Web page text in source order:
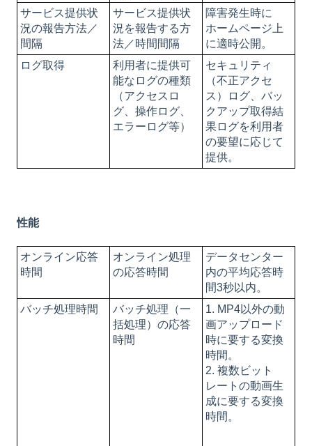
サービス提供状
況の報告方法／
間隔
サービス提供状
況を報告する方
法／時間間隔
障害発生時に
ホームページ上
に適時公開。
ログ取得
利用者に提供可
能なログの種類
（アクセスロ
グ、操作ログ、
エラーログ等）
セキュリティ
（不正アクセ
ス）ログ、バッ
クアップ取得結
果ログを利用者
の要望に応じて
提供。
性能
オンライン応答
時間
オンライン処理
の応答時間
データセンター
内の平均応答時
間3秒以内。
バッチ処理時間
バッチ処理（一
括処理）の応答
時間
1. MP4以外の動
画アップロード
時に要する変換
時間。
2. 複数ビット
レートの動画生
成に要する変換
時間。